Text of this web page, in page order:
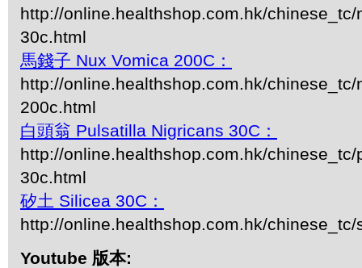
http://online.healthshop.com.hk/chinese_tc/
30c.html
馬錢子 Nux Vomica 200C：
http://online.healthshop.com.hk/chinese_tc/
200c.html
白頭翁 Pulsatilla Nigricans 30C：
http://online.healthshop.com.hk/
30c.html
矽土 Silicea 30C：
http://online.healthshop.com.hk/
Youtube 版本: